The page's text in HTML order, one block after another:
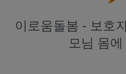
이로움돌봄 - 보호
모님 몸에